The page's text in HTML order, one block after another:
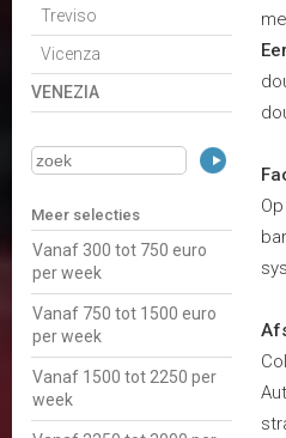
Treviso
Vicenza
VENEZIA
Meer selecties
Vanaf 300 tot 750 euro
per week
Vanaf 750 tot 1500 euro
per week
Vanaf 1500 tot 2250 per
week